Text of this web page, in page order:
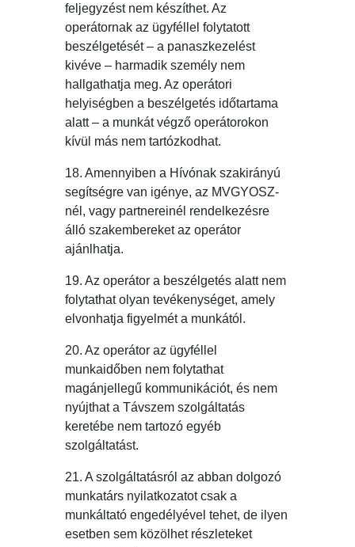
feljegyzést nem készíthet. Az
operátornak az ügyféllel folytatott
beszélgetését – a panaszkezelést
kivéve – harmadik személy nem
hallgathatja meg. Az operátori
helyiségben a beszélgetés időtartama
alatt – a munkát végző operátorokon
kívül más nem tartózkodhat.
18. Amennyiben a Hívónak szakirányú
segítségre van igénye, az MVGYOSZ-
nél, vagy partnereinél rendelkezésre
álló szakembereket az operátor
ajánlhatja.
19. Az operátor a beszélgetés alatt nem
folytathat olyan tevékenységet, amely
elvonhatja figyelmét a munkától.
20. Az operátor az ügyféllel
munkaidőben nem folytathat
magánjellegű kommunikációt, és nem
nyújthat a Távszem szolgáltatás
keretébe nem tartozó egyéb
szolgáltatást.
21. A szolgáltatásról az abban dolgozó
munkatárs nyilatkozatot csak a
munkáltató engedélyével tehet, de ilyen
esetben sem közölhet részleteket